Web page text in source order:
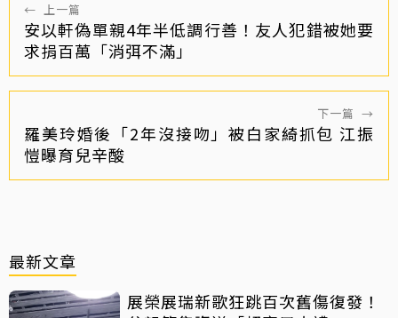
← 上一篇
安以軒偽單親4年半低調行善！友人犯錯被她要
求捐百萬「消弭不滿」
下一篇 →
羅美玲婚後「2年沒接吻」被白家綺抓包 江振
愷曝育兒辛酸
最新文章
展榮展瑞新歌狂跳百次舊傷復發！